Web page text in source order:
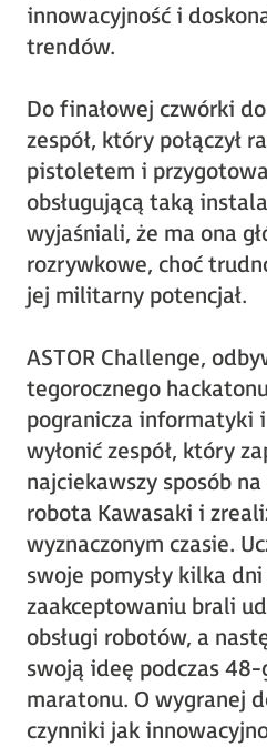
innowacyjność i
trendów.
Do finałowej czwórki
zespół, który połączył
pistoletem i
obsługującą taką
wyjaśniali, że ma ona
rozrywkowe, choć
jej militarny potencjał.
ASTOR Challenge,
tegorocznego
pogranicza informatyki
wyłonić zespół, który
najciekawszy sposób
robota Kawasaki i
wyznaczonym czasie.
swoje pomysły kilka
zaakceptowaniu brali
obsługi robotów, a
swoją ideę podczas
maratonu. O wygranej
czynniki jak